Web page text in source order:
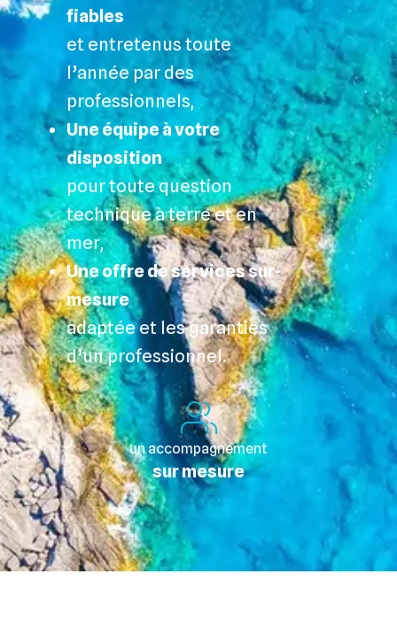
fiables
et entretenus toute
l’année par des
professionnels,
Une équipe à votre
disposition
pour toute question
technique à terre et en
mer,
Une offre de services sur-
mesure
adaptée et les garanties
d’un professionnel.
un accompagnement
sur mesure